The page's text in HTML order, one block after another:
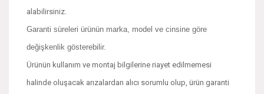
alabilirsiniz.
Garanti süreleri ürünün marka, model ve cinsine göre
değişkenlik gösterebilir.
Ürünün kullanım ve montaj bilgilerine riayet edilmemesi
halinde oluşacak arızalardan alıcı sorumlu olup, ürün garanti